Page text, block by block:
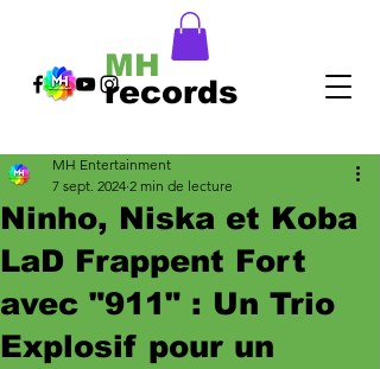
records
MH
Ninho, Niska et Koba
LaD Frappent Fort
avec "911" : Un Trio
Explosif pour un
MH Entertainment
7 sept. 2024 2 min de lecture